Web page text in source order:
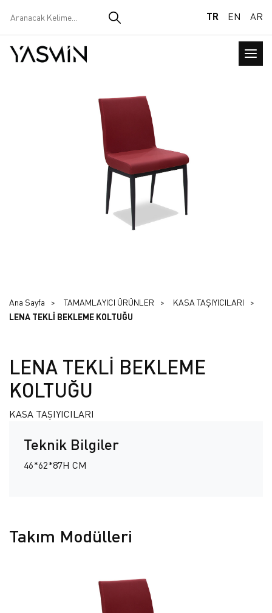
TR EN AR
Ana Sayfa TAMAMLAYICI ÜRÜNLER
KASA TAŞIYICILARI
LENA TEKLİ BEKLEME KOLTUĞU
LENA TEKLİ BEKLEME
KOLTUĞU
KASA TAŞIYICILARI
Teknik Bilgiler
46*62*87H CM
Takım Modülleri